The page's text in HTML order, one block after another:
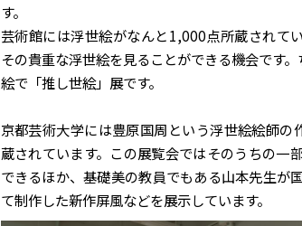
す。
芸術館には浮世絵がなんと1,000点所蔵されて
その貴重な浮世絵を見ることができる機会です
絵で「推し世絵」展です。
京都芸術大学には豊原国周という浮世絵絵師の
蔵されています。この展覧会ではそのうちの一
できるほか、基礎美の教員でもある山本先生が
て制作した新作屏風などを展示しています。